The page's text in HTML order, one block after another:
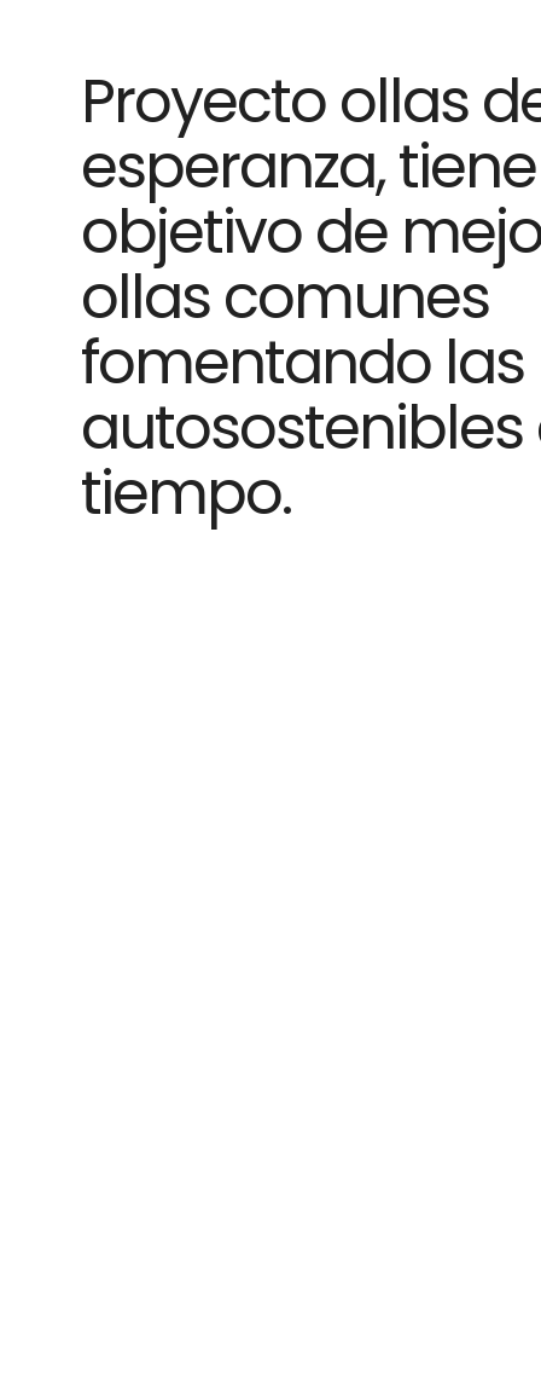
Proyecto ollas
esperanza,
objetivo de
ollas comunes
fomentando las
autosostenibles
tiempo.